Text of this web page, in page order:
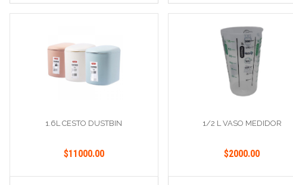
1.6L CESTO DUSTBIN
$11000.00
1/2 L VASO MEDIDOR
$2000.00